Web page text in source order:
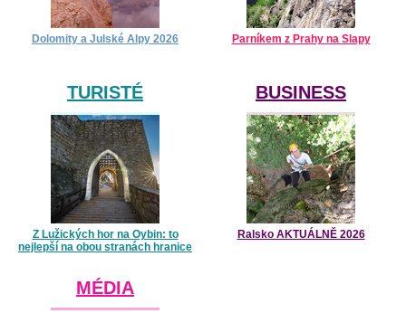
Dolomity a Julské Alpy 2026 Parníkem z Prahy na Slapy
TURISTÉ
Z Lužických hor na Oybin: to
nejlepší na obou stranách hranice
BUSINESS
Ralsko AKTUÁLNĚ 2026
MÉDIA